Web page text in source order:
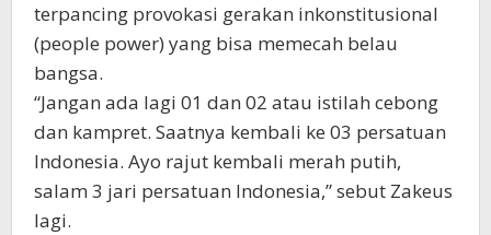
terpancing provokasi gerakan inkonstitusional
(people power) yang bisa memecah belau
bangsa.
“Jangan ada lagi 01 dan 02 atau istilah cebong
dan kampret. Saatnya kembali ke 03 persatuan
Indonesia. Ayo rajut kembali merah putih,
salam 3 jari persatuan Indonesia,” sebut Zakeus
lagi.